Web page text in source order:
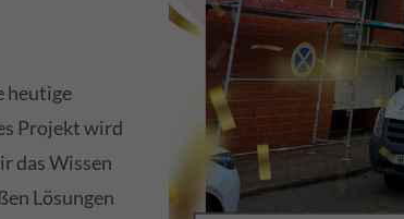
heutige
Projekt wird
das Wissen
Lösungen